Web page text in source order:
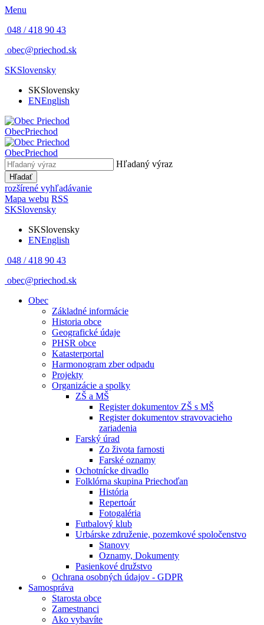
Menu
048 / 418 90 43
obec@priechod.sk
SKSlovensky
SKSlovensky
ENEnglish
ObecPriechod
ObecPriechod
Hľadaný výraz
Hľadať
rozšírené vyhľadávanie
Mapa webu RSS
SKSlovensky
SKSlovensky
ENEnglish
048 / 418 90 43
obec@priechod.sk
Obec
Základné informácie
Historia obce
Geografické údaje
PHSR obce
Katasterportal
Harmonogram zber odpadu
Projekty
Organizácie a spolky
ZŠ a MŠ
Register dokumentov ZŠ s MŠ
Register dokumentov stravovacieho
zariadenia
Farský úrad
Zo života farnosti
Farské oznamy
Ochotnícke divadlo
Folklórna skupina Priechoďan
História
Repertoár
Fotogaléria
Futbalový klub
Urbárske združenie, pozemkové spoločenstvo
Stanovy
Oznamy, Dokumenty
Pasienkové družstvo
Ochrana osobných údajov - GDPR
Samospráva
Starosta obce
Zamestnanci
Ako vybavíte